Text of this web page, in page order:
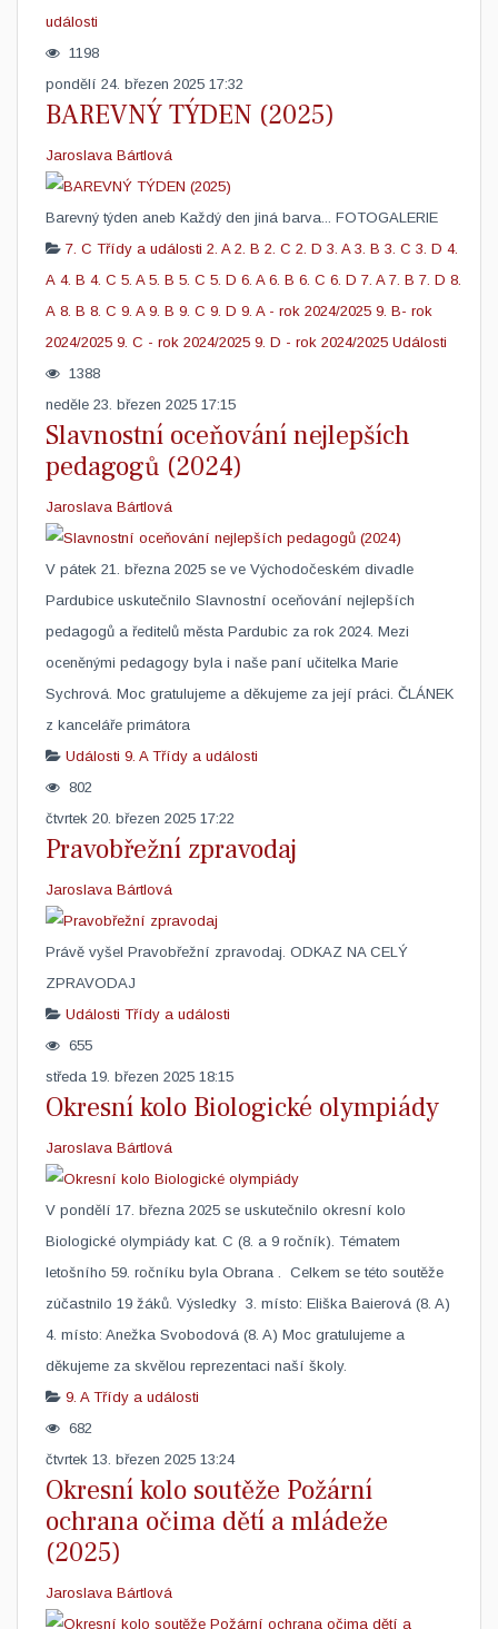
události
1198
pondělí 24. březen 2025 17:32
BAREVNÝ TÝDEN (2025)
Jaroslava Bártlová
​Barevný týden aneb Každý den jiná barva... FOTOGALERIE
7. C Třídy a události 2. A 2. B 2. C 2. D 3. A 3. B 3. C 3. D 4.
A 4. B 4. C 5. A 5. B 5. C 5. D 6. A 6. B 6. C 6. D 7. A 7. B 7. D 8.
A 8. B 8. C 9. A 9. B 9. C 9. D 9. A - rok 2024/2025 9. B- rok
2024/2025 9. C - rok 2024/2025 9. D - rok 2024/2025 Události
1388
neděle 23. březen 2025 17:15
Slavnostní oceňování nejlepších
pedagogů (2024)
Jaroslava Bártlová
V pátek 21. března 2025 se ve Východočeském divadle
Pardubice uskutečnilo Slavnostní oceňování nejlepších
pedagogů a ředitelů města Pardubic za rok 2024. Mezi
oceněnými pedagogy byla i naše paní učitelka Marie
Sychrová. Moc gratulujeme a děkujeme za její práci. ČLÁNEK ​
z kanceláře primátora ​
Události 9. A Třídy a události
802
čtvrtek 20. březen 2025 17:22
Pravobřežní zpravodaj
Jaroslava Bártlová
Právě vyšel Pravobřežní zpravodaj. ODKAZ NA CELÝ
ZPRAVODAJ ​
Události Třídy a události
655
středa 19. březen 2025 18:15
Okresní kolo Biologické olympiády
Jaroslava Bártlová
V pondělí 17. března 2025 se uskutečnilo okresní kolo
Biologické olympiády kat. C (8. a 9 ročník). Tématem
letošního 59. ročníku byla Obrana . ​ Celkem se této soutěže
zúčastnilo 19 žáků. Výsledky 3. místo: Eliška Baierová (8. A)
4. místo: Anežka Svobodová (8. A) Moc gratulujeme a
děkujeme za skvělou reprezentaci naší školy.​
9. A Třídy a události
682
čtvrtek 13. březen 2025 13:24
Okresní kolo soutěže Požární
ochrana očima dětí a mládeže
(2025)
Jaroslava Bártlová